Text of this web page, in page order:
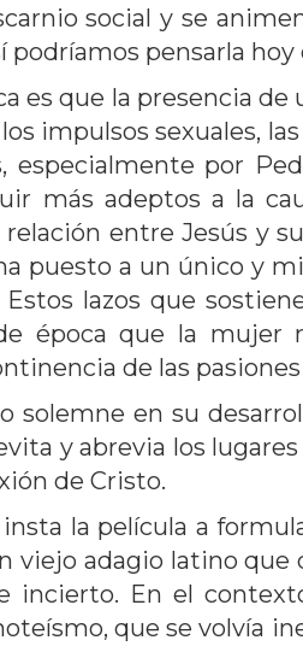
social y se
podríamos pensarla
es que la presencia
impulsos sexuales,
especialmente por
más adeptos a la
entre Jesús y
puesto a un único y
Estos lazos que
época que la mujer
de las
solemne en su
y abrevia los
de Cristo.
la película a
viejo adagio latino
incierto. En el
que se volvía